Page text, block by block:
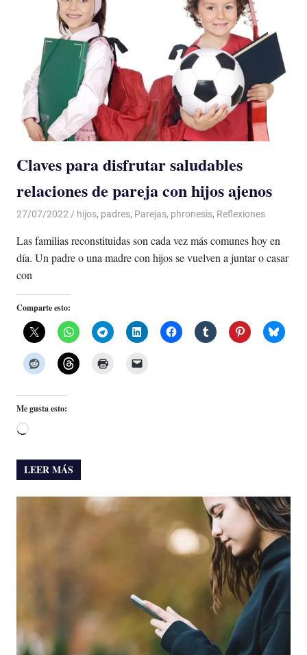
Claves para disfrutar saludables
relaciones de pareja con hijos ajenos
27/07/2022 De todo un Poco
hijos, padres, Parejas, phronesis, Reflexiones
Las familias reconstituidas son cada vez más comunes hoy en
día. Un padre o una madre con hijos se vuelven a juntar o casar
con
Comparte esto:
Me gusta esto:
Cargando...
LEER MÁS